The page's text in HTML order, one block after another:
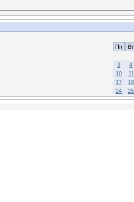
Пн Вт
3
4
10
11
17
18
24
25